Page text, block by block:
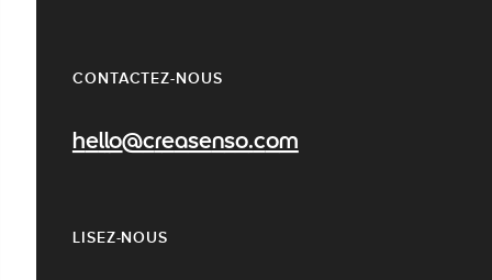
CONTACTEZ-NOUS
hello@creasenso.com
LISEZ-NOUS